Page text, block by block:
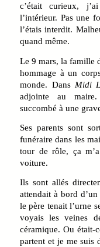
c’était curieux,
l’intérieur. Pas une
l’étais interdit.
quand même.
Le 9 mars, la famille
hommage à un
monde. Dans Midi
adjointe au maire.
succombé à une
Ses parents sont
funéraire dans les
tour de rôle, ça
voiture.
Ils sont allés
attendait à bord
le père tenait l’urne
voyais les veines
céramique. Ou était-
partent et je me suis